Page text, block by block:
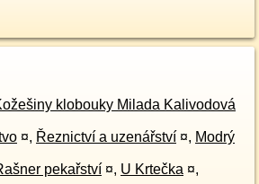
klobouky Milada Kalivodová
¤, Řeznictví a uzenářství ¤, Modrý
pekařství ¤, U Krtečka ¤,